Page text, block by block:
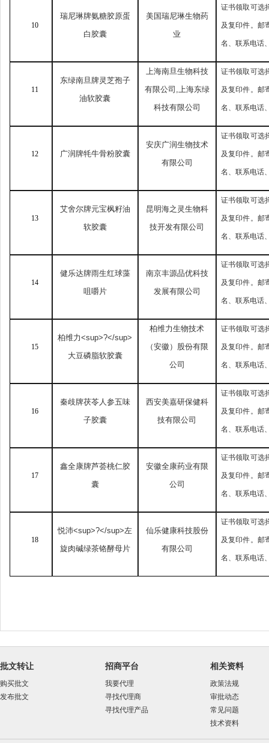
10
瑞尼琳牌氨糖胶原蛋
白胶囊
美国瑞尼琳生物药
业
证书领取可选
及复印件。邮
名、联系电话
11
东绿南旦牌灵芝孢子
油软胶囊
上海南旦生物科技
有限公司 ,上海东绿
科技有限公司
证书领取可选
及复印件。邮
名、联系电话
12 广润牌牦牛骨粉胶囊
安庆广润生物技术
有限公司
证书领取可选
及复印件。邮
名、联系电话
13
艾舍尔牌元宝枫籽油
软胶囊
昆明海之灵生物科
技开发有限公司
证书领取可选
及复印件。邮
名、联系电话
14
健乐达牌雨生红球藻
咀嚼片
南京丰源品优科技
发展有限公司
证书领取可选
及复印件。邮
名、联系电话
15
柏维力<sup>?</sup>
大豆磷脂软胶囊
柏维力生物技术
（安徽）股份有限
公司
证书领取可选
及复印件。邮
名、联系电话
16
秦歧牌茯苓人参五味
子胶囊
西安美嘉研保健科
技有限公司
证书领取可选
及复印件。邮
名、联系电话
17
鑫全康牌芦荟桃仁胶
囊
安徽全康药业有限
公司
证书领取可选
及复印件。邮
名、联系电话
18
悦沛<sup>?</sup>左
旋肉碱绿茶铬酵母片
仙乐健康科技股份
有限公司
证书领取可选
及复印件。邮
名、联系电话
批文转让
购买批文
发布批文
招商平台
我要代理
寻找代理商
寻找代理产品
相关资料
政策法规
审批动态
常见问题
技术资料